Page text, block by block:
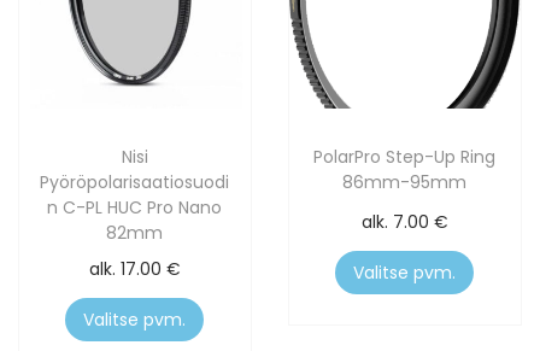
Nisi
Pyöröpolarisaatiosuodi
n C-PL HUC Pro Nano
82mm
alk. 17.00 €
Valitse pvm.
PolarPro Step-Up Ring
86mm-95mm
alk. 7.00 €
Valitse pvm.